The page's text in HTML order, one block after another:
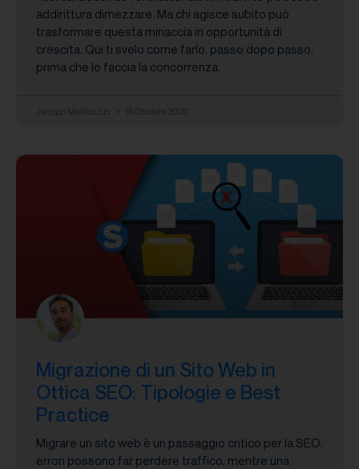
addirittura dimezzare. Ma chi agisce subito può
trasformare questa minaccia in opportunità di
crescita. Qui ti svelo come farlo, passo dopo passo,
prima che lo faccia la concorrenza.
Migrazione di un Sito Web in
Ottica SEO: Tipologie e Best
Practice
Migrare un sito web è un passaggio critico per la SEO:
errori possono far perdere traffico, mentre una